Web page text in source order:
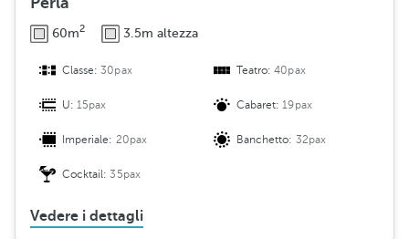
60m2 3.5m altezza
Classe:30pax Teatro:40pax
U:15pax Cabaret:19pax
Imperiale: 20pax Banchetto: 32pax
Cocktail:35pax
Vedere i dettagli